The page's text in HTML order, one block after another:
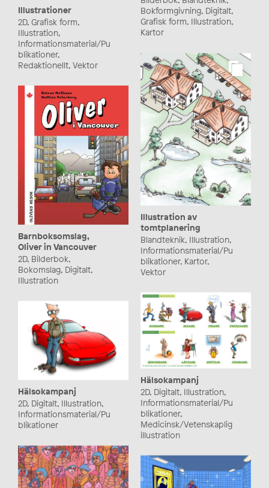
Bokformgivning, Digitalt,
Grafisk form, Illustration,
Kartor
Illustrationer
2D, Grafisk form,
Illustration,
Informationsmaterial/Pu
blikationer,
Redaktionellt, Vektor
Illustration av
tomtplanering
Blandteknik, Illustration,
Informationsmaterial/Pu
blikationer, Kartor,
Vektor
Barnboksomslag,
Oliver in Vancouver
2D, Bilderbok,
Bokomslag, Digitalt,
Illustration
Hälsokampanj
2D, Digitalt, Illustration,
Informationsmaterial/Pu
blikationer,
Medicinsk/Vetenskaplig
illustration
Hälsokampanj
2D, Digitalt, Illustration,
Informationsmaterial/Pu
blikationer